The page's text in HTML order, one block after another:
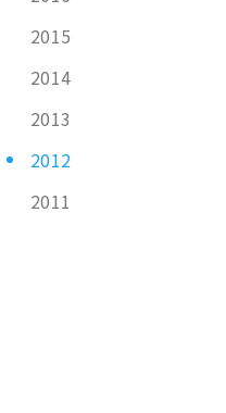
2015
2014
2013
2012
2011